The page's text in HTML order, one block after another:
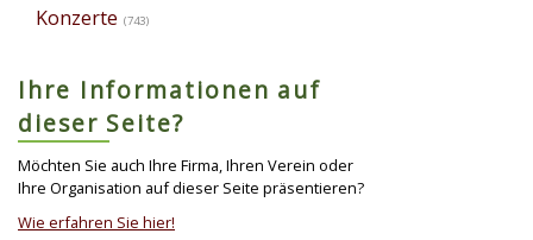
Konzerte (743)
Ihre Informationen auf
dieser Seite?
Möchten Sie auch Ihre Firma, Ihren Verein oder
Ihre Organisation auf dieser Seite präsentieren?
Wie erfahren Sie hier!